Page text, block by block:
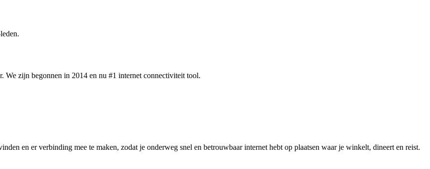
We zijn begonnen in 2014 en nu #1 internet connectiviteit tool.
en er verbinding mee te maken, zodat je onderweg snel en betrouwbaar internet hebt op plaatsen waar je winkelt, dineert en reist.